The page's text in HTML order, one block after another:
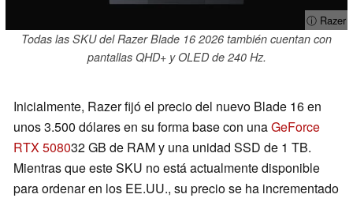
ⓘ Razer
Todas las SKU del Razer Blade 16 2026 también cuentan con
pantallas QHD+ y OLED de 240 Hz.
Inicialmente, Razer fijó el precio del nuevo Blade 16 en
unos 3.500 dólares en su forma base con unaGeForce
RTX 508032 GB de RAM y una unidad SSD de 1 TB.
Mientras que este SKU no está actualmente disponible
para ordenar en los EE.UU., su precio se ha incrementado